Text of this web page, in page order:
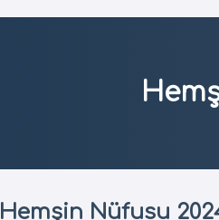
Hemşin Nüfusu